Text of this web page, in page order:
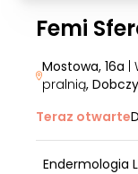
Femi
Mostowa, 16a
pralnią,
Teraz otwarte
Endermologia